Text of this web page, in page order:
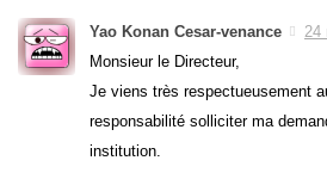
Yao Konan Cesar-venance
24
Monsieur le Directeur,
Je viens très respectueusement
responsabilité solliciter ma
institution.